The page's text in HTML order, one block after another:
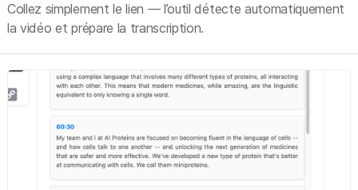
Collez simplement le lien — l’outil détecte automatiquement
la vidéo et prépare la transcription.